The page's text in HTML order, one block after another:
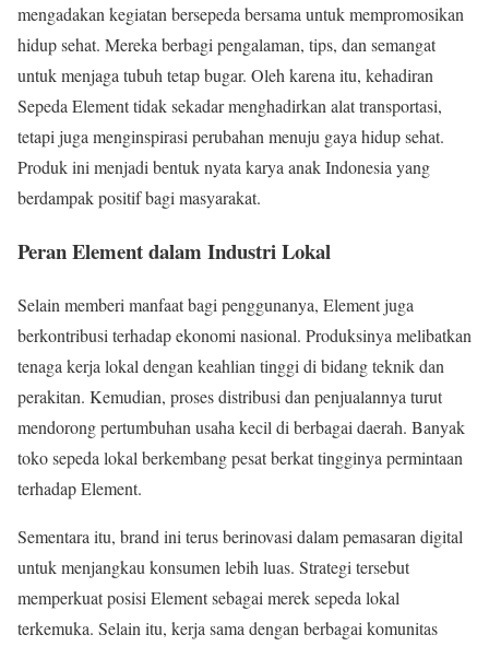
mengadakan kegiatan bersepeda bersama untuk mempromosikan
hidup sehat. Mereka berbagi pengalaman, tips, dan semangat
untuk menjaga tubuh tetap bugar. Oleh karena itu, kehadiran
Sepeda Element tidak sekadar menghadirkan alat transportasi,
tetapi juga menginspirasi perubahan menuju gaya hidup sehat.
Produk ini menjadi bentuk nyata karya anak Indonesia yang
berdampak positif bagi masyarakat.
Peran Element dalam Industri Lokal
Selain memberi manfaat bagi penggunanya, Element juga
berkontribusi terhadap ekonomi nasional. Produksinya melibatkan
tenaga kerja lokal dengan keahlian tinggi di bidang teknik dan
perakitan. Kemudian, proses distribusi dan penjualannya turut
mendorong pertumbuhan usaha kecil di berbagai daerah. Banyak
toko sepeda lokal berkembang pesat berkat tingginya permintaan
terhadap Element.
Sementara itu, brand ini terus berinovasi dalam pemasaran digital
untuk menjangkau konsumen lebih luas. Strategi tersebut
memperkuat posisi Element sebagai merek sepeda lokal
terkemuka. Selain itu, kerja sama dengan berbagai komunitas